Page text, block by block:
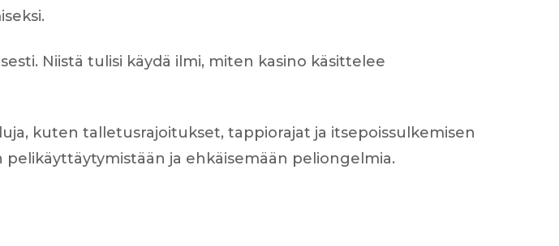
Niistä tulisi käydä ilmi, miten kasino käsittelee
kuten talletusrajoitukset, tappiorajat ja itsepoissulkemisen
ja ehkäisemään peliongelmia.